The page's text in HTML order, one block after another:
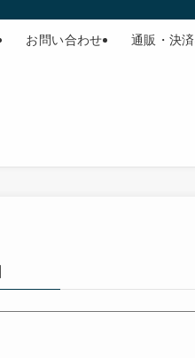
お問い合わせ 通販・決済